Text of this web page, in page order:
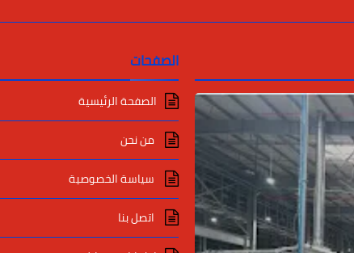
الصفحات
الصفحة الرئيسية
من نحن
سياسة الخصوصية
اتصل بنا